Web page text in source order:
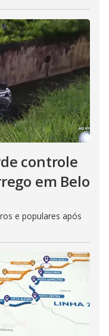
controle
em Belo
e populares após